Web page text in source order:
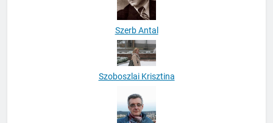
Szerb Antal
Szoboszlai Krisztina
Szondi György